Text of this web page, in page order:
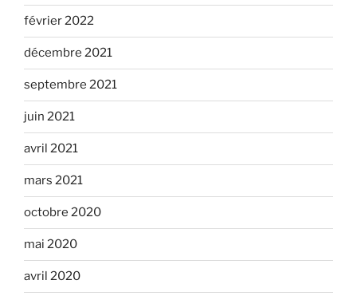
février 2022
décembre 2021
septembre 2021
juin 2021
avril 2021
mars 2021
octobre 2020
mai 2020
avril 2020